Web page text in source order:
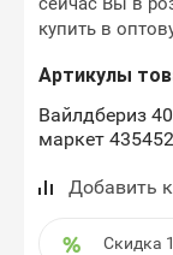
купить в
Артикулы
Вайлдбериз
маркет
Добавить
Скидка